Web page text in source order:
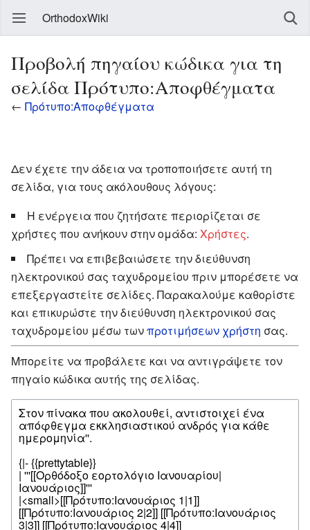
OrthodoxWiki
Προβολή πηγαίου κώδικα για τη
σελίδα Πρότυπο:Αποφθέγματα
← Πρότυπο:Αποφθέγματα
Δεν έχετε την άδεια να τροποποιήσετε αυτή τη
σελίδα, για τους ακόλουθους λόγους:
Η ενέργεια που ζητήσατε περιορίζεται σε
χρήστες που ανήκουν στην ομάδα: Χρήστες.
Πρέπει να επιβεβαιώσετε την διεύθυνση
ηλεκτρονικού σας ταχυδρομείου πριν μπορέσετε να
επεξεργαστείτε σελίδες. Παρακαλούμε καθορίστε
και επικυρώστε την διεύθυνση ηλεκτρονικού σας
ταχυδρομείου μέσω τωνπροτιμήσεων χρήστη σας.
Μπορείτε να προβάλετε και να αντιγράψετε τον
πηγαίο κώδικα αυτής της σελίδας.